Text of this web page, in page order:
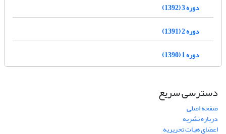
دوره 3 (1392)
دوره 2 (1391)
دوره 1 (1390)
دسترسی سریع
صفحه اصلی
درباره نشریه
اعضای هیات تحریریه